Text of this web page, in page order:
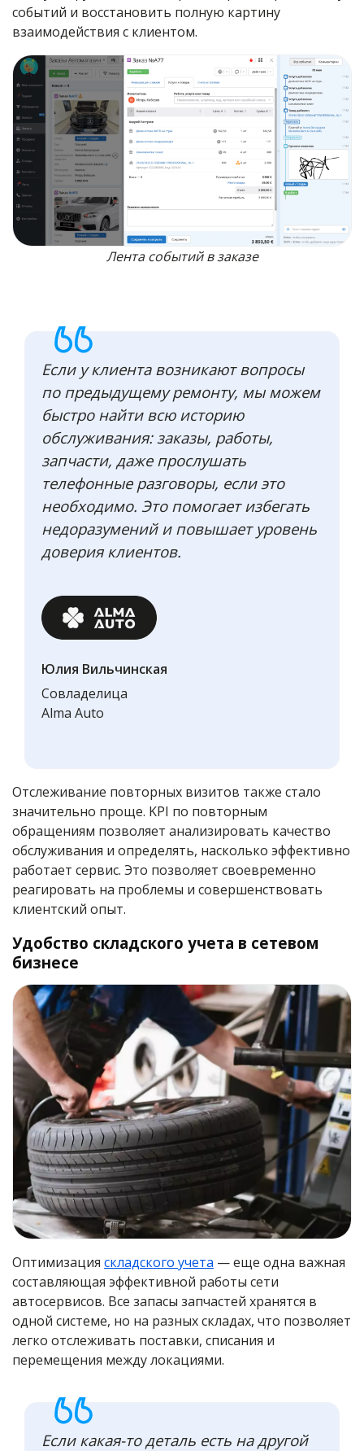
событий и восстановить полную картину
взаимодействия с клиентом.
Лента событий в заказе
Если у клиента возникают вопросы
по предыдущему ремонту, мы можем
быстро найти всю историю
обслуживания: заказы, работы,
запчасти, даже прослушать
телефонные разговоры, если это
необходимо. Это помогает избегать
недоразумений и повышает уровень
доверия клиентов.
Юлия Вильчинская
Совладелица
Alma Auto
Отслеживание повторных визитов также стало
значительно проще. KPI по повторным
обращениям позволяет анализировать качество
обслуживания и определять, насколько эффективно
работает сервис. Это позволяет своевременно
реагировать на проблемы и совершенствовать
клиентский опыт.
Удобство складского учета в сетевом
бизнесе
Оптимизация складского учета — еще одна важная
составляющая эффективной работы сети
автосервисов. Все запасы запчастей хранятся в
одной системе, но на разных складах, что позволяет
легко отслеживать поставки, списания и
перемещения между локациями.
Если какая-то деталь есть на другой